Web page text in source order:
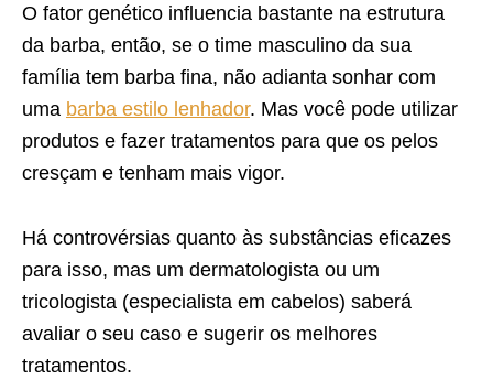
O fator genético influencia bastante na estrutura
da barba, então, se o time masculino da sua
família tem barba fina, não adianta sonhar com
uma barba estilo lenhador. Mas você pode utilizar
produtos e fazer tratamentos para que os pelos
cresçam e tenham mais vigor.
Há controvérsias quanto às substâncias eficazes
para isso, mas um dermatologista ou um
tricologista (especialista em cabelos) saberá
avaliar o seu caso e sugerir os melhores
tratamentos.